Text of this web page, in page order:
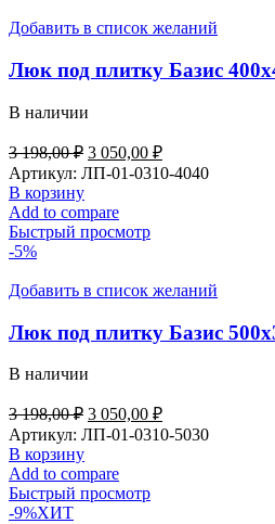
Добавить в список желаний
Люк под плитку Базис
В наличии
3 198,00₽ 3 050,00 ₽
Артикул: ЛП-01-0310-4040
В корзину
Add to compare
Быстрый просмотр
-5%
Добавить в список желаний
Люк под плитку Базис
В наличии
3 198,00₽ 3 050,00 ₽
Артикул: ЛП-01-0310-5030
В корзину
Add to compare
Быстрый просмотр
-9%ХИТ